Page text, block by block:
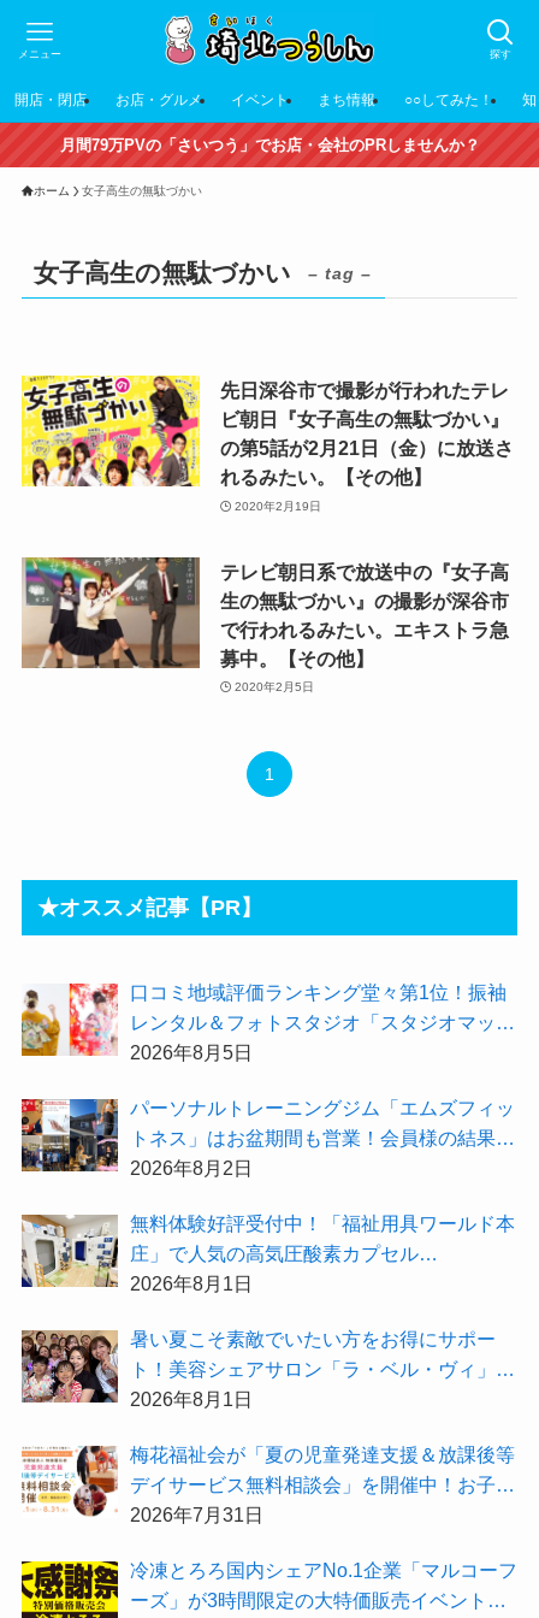
探す
メニュー
開店・閉店 お店・グルメ イベント まち情報 ○○してみた！
月間79万PVの「さいつう」でお店・会社のPRしませんか？
ホーム 女子高生の無駄づかい
女子高生の無駄づかい – tag –
先日深谷市で撮影が行われたテレ
ビ朝日『女子高生の無駄づかい』
の第5話が2月21日（金）に放送さ
れるみたい。【その他】
2020年2月19日
テレビ朝日系で放送中の『女子高
生の無駄づかい』の撮影が深谷市
で行われるみたい。エキストラ急
募中。【その他】
2020年2月5日
1
★オススメ記事【PR】
⼝コミ地域評価ランキング堂々第1位！振袖
レンタル＆フォトスタジオ「スタジオマック
ス」がお得な『2026年8月限定キャンペー
2026年8月5日
パーソナルトレーニングジム「エムズフィッ
トネス」はお盆期間も営業！会員様の結果を
大公開★
2026年8月2日
無料体験好評受付中！「福祉用具ワールド本
庄」で人気の高気圧酸素カプセル
「O2BOX（30分500円）」で夏バテ撃退★
2026年8月1日
暑い夏こそ素敵でいたい方をお得にサポー
ト！美容シェアサロン「ラ・ベル・ヴィ」か
ら2026年8月のお得情報が届きました！
2026年8月1日
梅花福祉会が「夏の児童発達支援＆放課後等
デイサービス無料相談会」を開催中！お子さ
まの「できた！」を増やす夏にしてみません
2026年7月31日
冷凍とろろ国内シェアNo.1企業「マルコーフ
ーズ」が3時間限定の大特価販売イベント